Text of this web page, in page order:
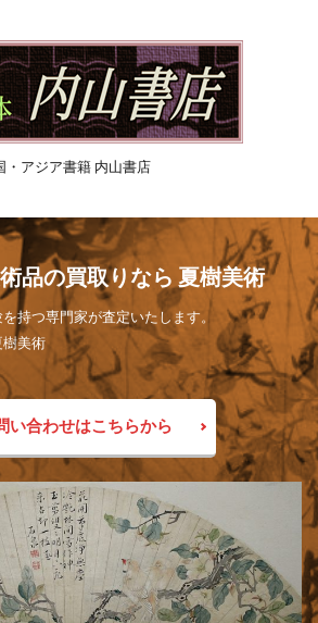
・アジア書籍 内山書店
品の買取りなら 夏樹美術
持つ専門家が査定いたします。
美術
い合わせはこちらから